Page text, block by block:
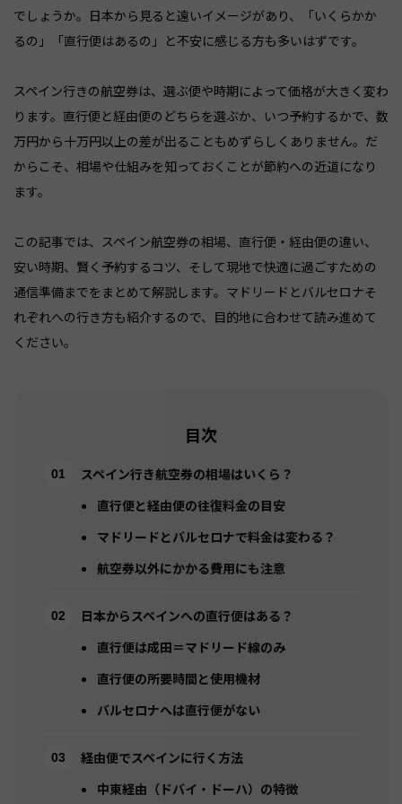
でしょうか。日本から見ると遠いイメージがあり、「いくらかか
るの」「直行便はあるの」と不安に感じる方も多いはずです。
スペイン行きの航空券は、選ぶ便や時期によって価格が大きく変わ
ります。直行便と経由便のどちらを選ぶか、いつ予約するかで、数
万円から十万円以上の差が出ることもめずらしくありません。だ
からこそ、相場や仕組みを知っておくことが節約への近道になり
ます。
この記事では、スペイン航空券の相場、直行便・経由便の違い、
安い時期、賢く予約するコツ、そして現地で快適に過ごすための
通信準備までをまとめて解説します。マドリードとバルセロナそ
れぞれへの行き方も紹介するので、目的地に合わせて読み進めて
ください。
目次
スペイン行き航空券の相場はいくら？
直行便と経由便の往復料金の目安
マドリードとバルセロナで料金は変わる？
航空券以外にかかる費用にも注意
日本からスペインへの直行便はある？
直行便は成田＝マドリード線のみ
直行便の所要時間と使用機材
バルセロナへは直行便がない
経由便でスペインに行く方法
中東経由（ドバイ・ドーハ）の特徴